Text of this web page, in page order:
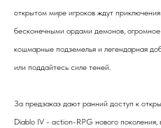
открытом мире игроков ждут
бесконечными ордами демонов,
кошмарные подземелья и легендарная
или поддайтесь силе теней.
За предзаказ дают ранний доступ к
Diablo IV - action-RPG нового поколения,